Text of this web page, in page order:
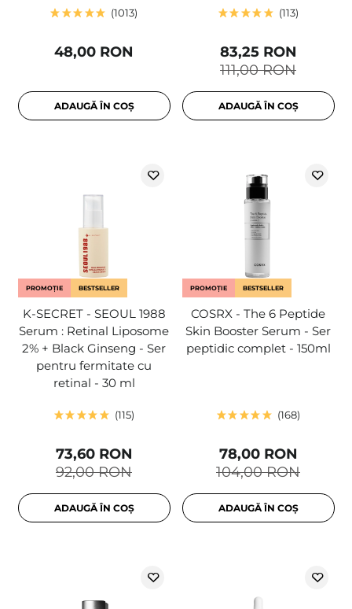
1013
48,00 RON
ADAUGĂ ÎN COȘ
113
111,00 RON
83,25 RON
ADAUGĂ ÎN COȘ
PROMOȚIE BESTSELLER
K-SECRET - SEOUL 1988
Serum : Retinal Liposome
2% + Black Ginseng - Ser
pentru fermitate cu
retinal - 30 ml
115
92,00 RON
73,60 RON
ADAUGĂ ÎN COȘ
PROMOȚIE BESTSELLER
COSRX - The 6 Peptide
Skin Booster Serum - Ser
peptidic complet - 150ml
168
104,00 RON
78,00 RON
ADAUGĂ ÎN COȘ